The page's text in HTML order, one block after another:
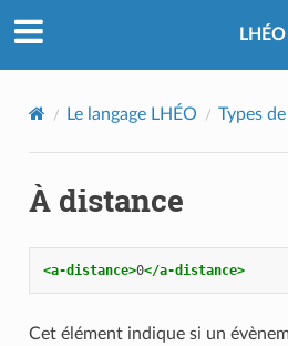
LHÉO
Le langage LHÉO Types
À distance
<a-distance>0</a-distance>
Cet élément indique si un